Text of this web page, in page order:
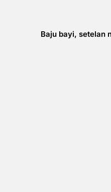
Baju bayi, setelan